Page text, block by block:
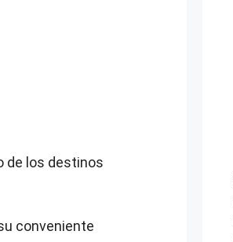
de los destinos
conveniente